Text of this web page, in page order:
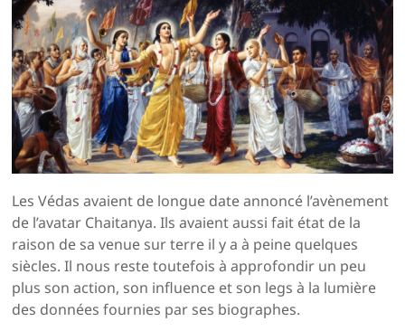
Les Védas avaient de longue date annoncé l’avènement
de l’avatar Chaitanya. Ils avaient aussi fait état de la
raison de sa venue sur terre il y a à peine quelques
siècles. Il nous reste toutefois à approfondir un peu
plus son action, son influence et son legs à la lumière
des données fournies par ses biographes.